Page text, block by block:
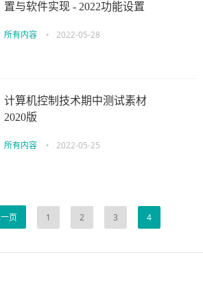
置与软件实现 - 2022功能设置
所有内容 • 2022-05-28
计算机控制技术期中测试素材
2020版
所有内容 • 2022-05-25
页 1 2 3 4